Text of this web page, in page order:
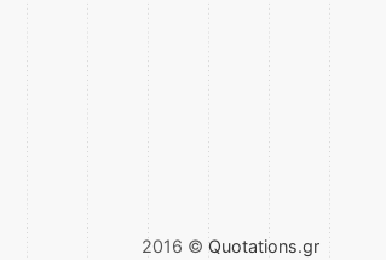
2016 © Quotations.gr